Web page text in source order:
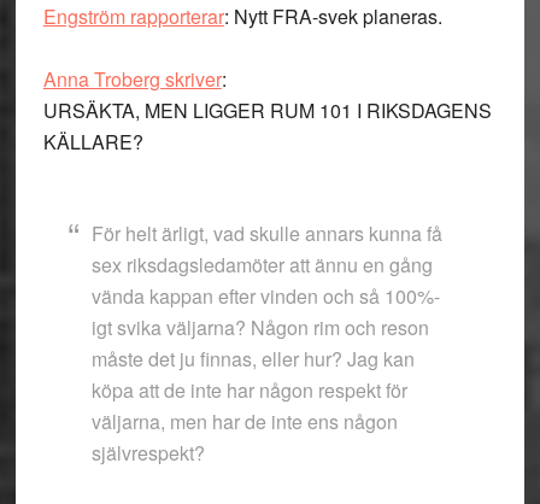
Engström rapporterar: Nytt FRA-svek planeras.
Anna Troberg skriver:
URSÄKTA, MEN LIGGER RUM 101 I RIKSDAGENS
KÄLLARE?
För helt ärligt, vad skulle annars kunna få
sex riksdagsledamöter att ännu en gång
vända kappan efter vinden och så 100%-
igt svika väljarna? Någon rim och reson
måste det ju finnas, eller hur? Jag kan
köpa att de inte har någon respekt för
väljarna, men har de inte ens någon
självrespekt?